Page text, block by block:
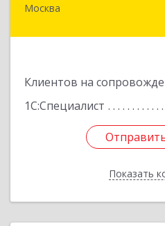
Москва
Клиентов на
1С:Специалист
Показать
105066, Москва г,